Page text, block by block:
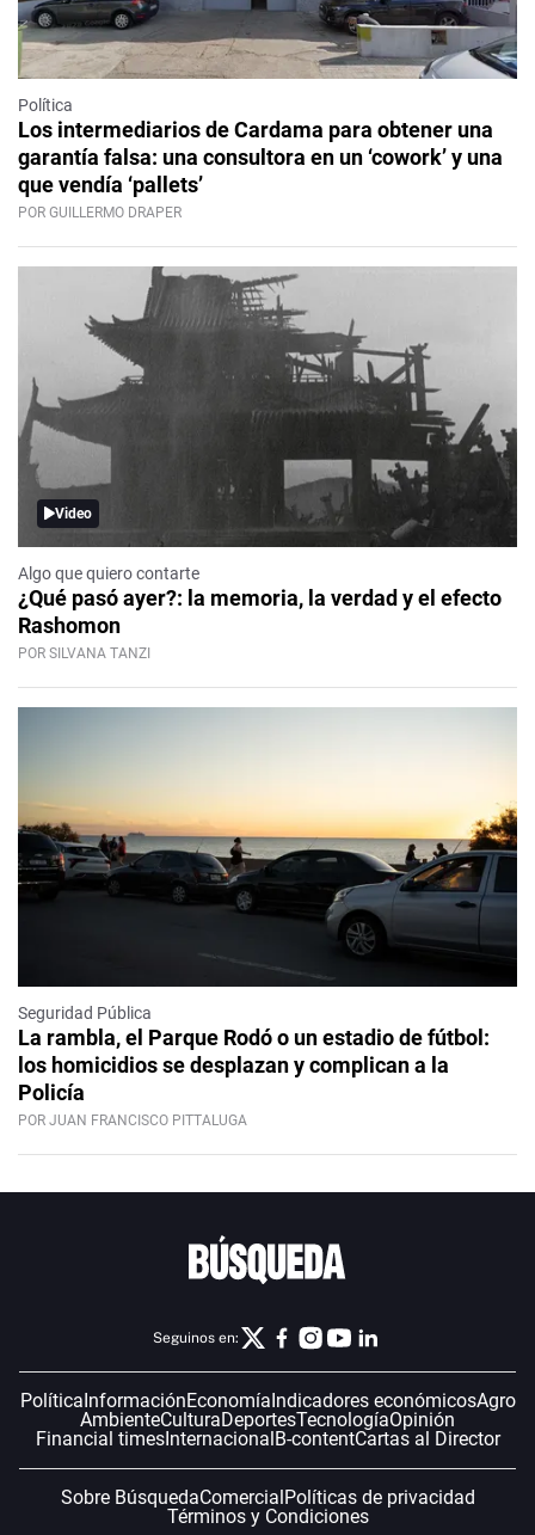
Política
Los intermediarios de Cardama para obtener una
garantía falsa: una consultora en un ‘cowork’ y una
que vendía ‘pallets’
POR GUILLERMO DRAPER
Video
Algo que quiero contarte
¿Qué pasó ayer?: la memoria, la verdad y el efecto
Rashomon
POR SILVANA TANZI
Seguridad Pública
La rambla, el Parque Rodó o un estadio de fútbol:
los homicidios se desplazan y complican a la
Policía
POR JUAN FRANCISCO PITTALUGA
Seguinos en:
Política InformaciónEconomía Indicadores económicosAgro
AmbienteCulturaDeportesTecnologíaOpinión
Financial timesInternacional B-contentCartas al Director
Sobre BúsquedaComercial Políticas de privacidad
Términos y Condiciones